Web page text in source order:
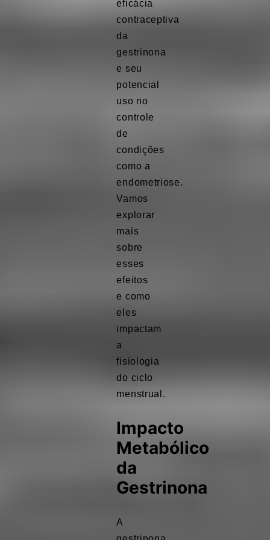
eficácia
contraceptiva
da
gestrinona
e seu
potencial
uso no
controle
de
condições
como a
endometriose.
Vamos
explorar
mais
sobre
esses
efeitos
e como
eles
impactam
a
fisiologia
do ciclo
menstrual.
Impacto
Metabólico
da
Gestrinona
A